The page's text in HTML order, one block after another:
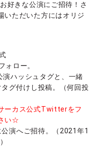
好きな公演にご招待！さ
いただいた方にはオリジ
ォロー。
ハッシュタグと、一緒
グ付けし投稿。（何回投
ーカス公式Twitterをフ
い☆
演へご招待。（2021年1